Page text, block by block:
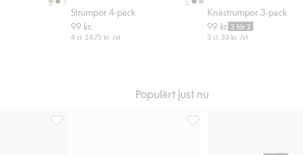
Strumpor 4-pack
99 kr.
4 st.24,75 kr. /st
Knästrumpor 3-pack
99 kr. 3 för 2
3 st. 33 kr. /st
Populärt just nu